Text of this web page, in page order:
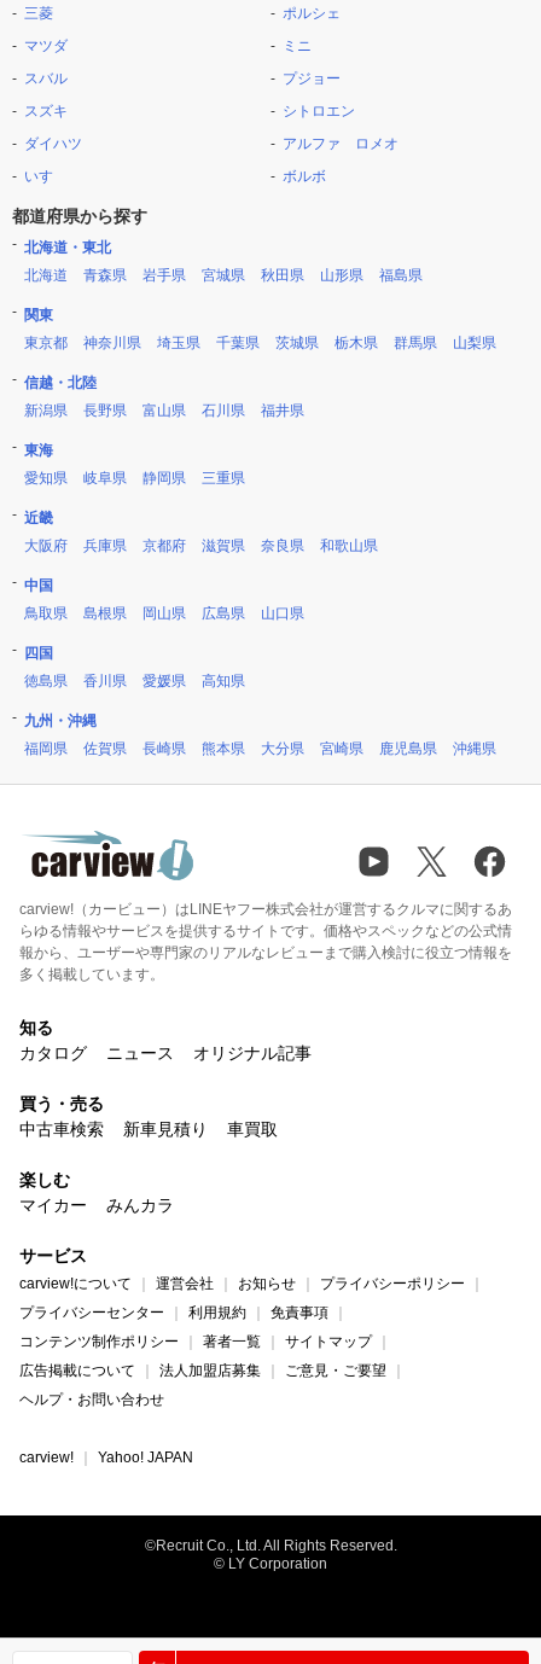
三菱
マツダ
スバル
スズキ
ダイハツ
いすゞ
ポルシェ
ミニ
プジョー
シトロエン
アルファ ロメオ
ボルボ
都道府県から探す
北海道・東北
北海道
青森県 岩手県 宮城県 秋田県 山形県 福島県
関東
東京都
神奈川県 埼玉県 千葉県 茨城県 栃木県 群馬県 山梨県
信越・北陸
新潟県
長野県 富山県 石川県 福井県
東海
愛知県
岐阜県 静岡県 三重県
近畿
大阪府
兵庫県 京都府 滋賀県 奈良県 和歌山県
中国
鳥取県
島根県 岡山県 広島県 山口県
四国
徳島県
香川県 愛媛県 高知県
九州・沖縄
福岡県
佐賀県 長崎県 熊本県 大分県 宮崎県 鹿児島県 沖縄県
carview!（カービュー）はLINEヤフー株式会社が運営するクルマに関するあ
らゆる情報やサービスを提供するサイトです。価格やスペックなどの公式情
報から、ユーザーや専門家のリアルなレビューまで購入検討に役立つ情報を
多く掲載しています。
知る
カタログ
ニュース オリジナル記事
買う・売る
中古車検索
新車見積り 車買取
楽しむ
マイカー
みんカラ
サービス
carview!について 運営会社 お知らせ
プライバシーポリシー
プライバシーセンター
利用規約
免責事項
コンテンツ制作ポリシー
著者一覧
サイトマップ
広告掲載について
法人加盟店募集
ご意見・ご要望
ヘルプ・お問い合わせ
carview! Yahoo! JAPAN
©Recruit Co., Ltd. All Rights Reserved.
© LY Corporation